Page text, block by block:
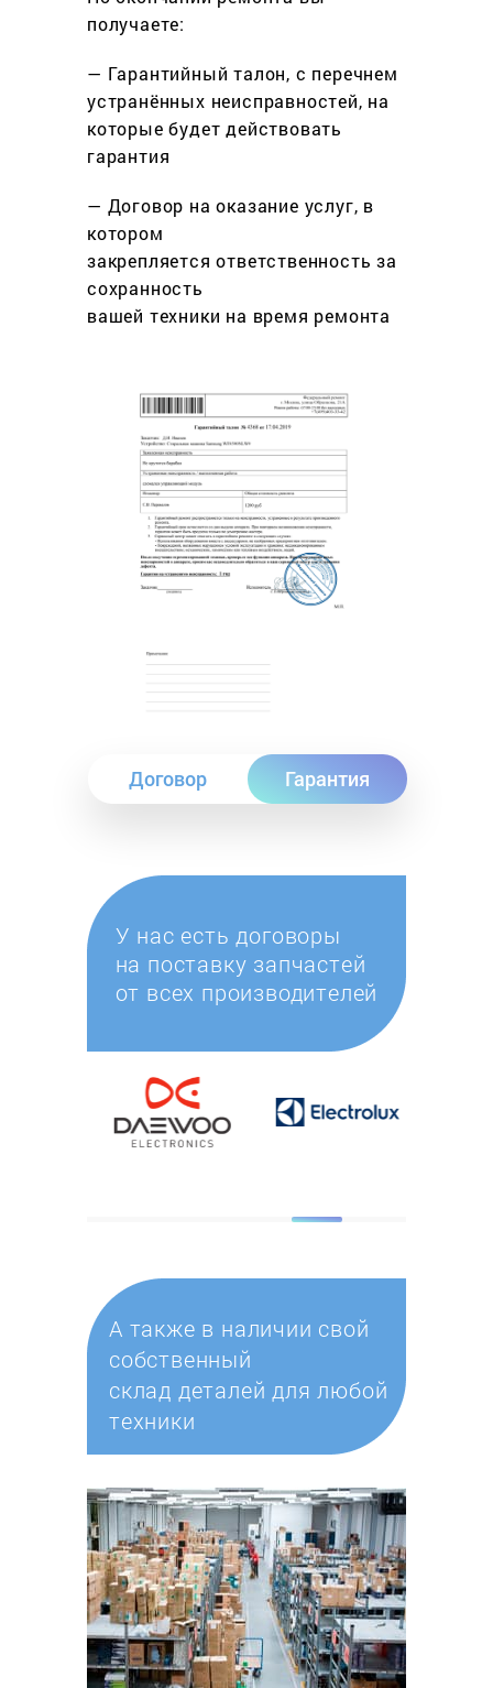
получаете:
— Гарантийный талон, с перечнем
устранённых неисправностей, на
которые будет действовать
гарантия
— Договор на оказание услуг, в
котором
закрепляется ответственность за
сохранность
вашей техники на время ремонта
Договор Гарантия
У нас есть договоры
на поставку запчастей
от всех производителей
А также в наличии свой
собственный
склад деталей для любой
техники